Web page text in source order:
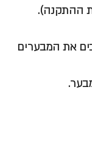
ההתקנה).
המכבים את המבערים